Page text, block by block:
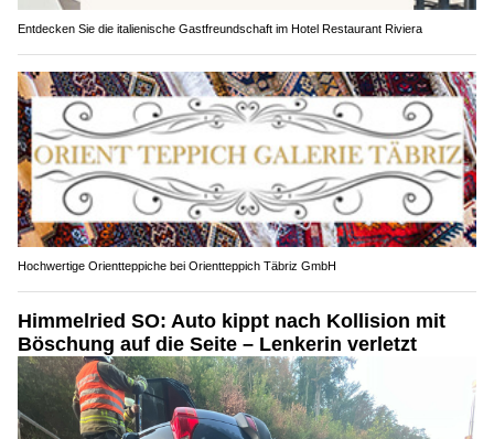
Entdecken Sie die italienische Gastfreundschaft im Hotel Restaurant Riviera
Hochwertige Orientteppiche bei Orientteppich Täbriz GmbH
Himmelried SO: Auto kippt nach Kollision mit
Böschung auf die Seite – Lenkerin verletzt